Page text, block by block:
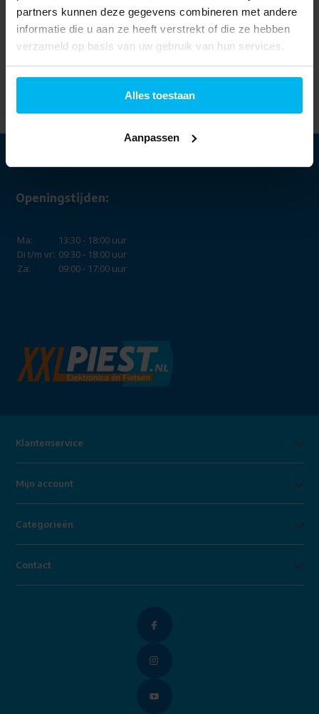
partners kunnen deze gegevens combineren met andere
informatie die u aan ze heeft verstrekt of die ze hebben
verzameld op basis van uw gebruik van hun services.
Alles toestaan
Aanpassen
Openingstijden:
Ma:
13:30 - 18:00 uur
Di t/m vr: 09:30 - 18:00 uur
Za:
09:00 - 17:00 uur
Klantenservice
Mijn account
Categorieën
Contact